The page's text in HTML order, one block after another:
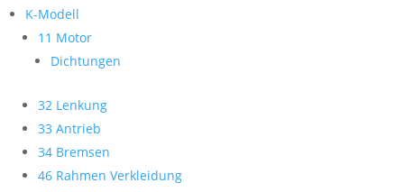
K-Modell
11 Motor
Dichtungen
32 Lenkung
33 Antrieb
34 Bremsen
46 Rahmen Verkleidung